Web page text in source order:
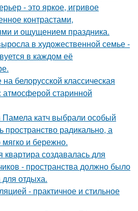
- это яркое, игривое
контрастами,
и ощущением праздника.
в художественной семье -
в каждом её
белорусской классическая
атмосферой старинной
катч выбрали особый
пространство радикально, а
мягко и бережно.
создавалась для
- пространства должно было
отдыха.
- практичное и стильное